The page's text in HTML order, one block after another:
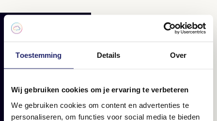
Toestemming Details Over
Wij gebruiken cookies om je ervaring te verbeteren
We gebruiken cookies om content en advertenties te
personaliseren, om functies voor social media te bieden
Lees hier jouw dagelijkse
blogs, cases en artikelen.